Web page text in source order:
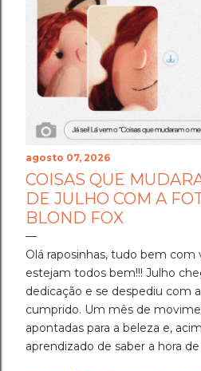
agosto 07, 2026
COISAS QUE
DE JULHO COM A
BLOND FOX
Olá raposinhas, tudo bem com
estejam todos bem!!! Julho
dedicação e se despediu com
cumprido. Um mês de
apontadas para a beleza e,
aprendizado de saber a hora